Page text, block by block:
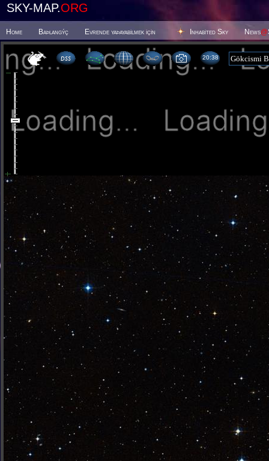
SKY-MAP.ORG
Home Baþlangýç Evrende yaþayabilmek için Inhabited Sky News@
20 38